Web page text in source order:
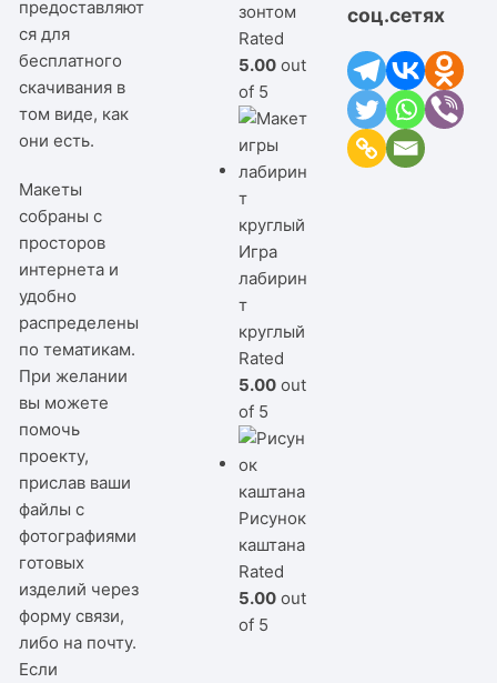
предоставляют
ся для
бесплатного
скачивания в
том виде, как
они есть.
Макеты
собраны с
просторов
интернета и
удобно
распределены
по тематикам.
При желании
вы можете
помочь
проекту,
прислав ваши
файлы с
фотографиями
готовых
изделий через
форму связи,
либо на почту.
Если
зонтом
Rated
5.00 out
of 5
Игра
лабирин
т
круглый
Rated
5.00 out
of 5
Рисунок
каштана
Rated
5.00 out
of 5
соц.сетях